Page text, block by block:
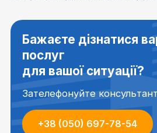
Бажаєте дізнатися
послуг
для вашої ситуації?
Зателефонуйте
+38 (050) 697-78-54